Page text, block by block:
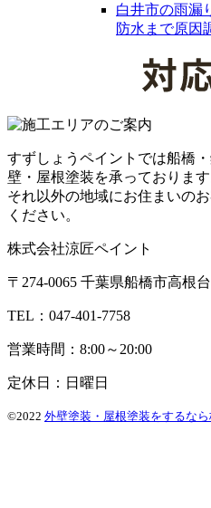
白井市の雨漏
防水まで原因
すずしょうペイントでは船橋
壁・屋根塗装を承っております
それ以外の地域にお住まいの
ください。
株式会社涼匠ペイント
〒274-0065 千葉県船橋市高根
TEL：047-401-7758
営業時間：8:00～20:00
定休日：日曜日
©2022 外壁塗装・屋根塗装をするな